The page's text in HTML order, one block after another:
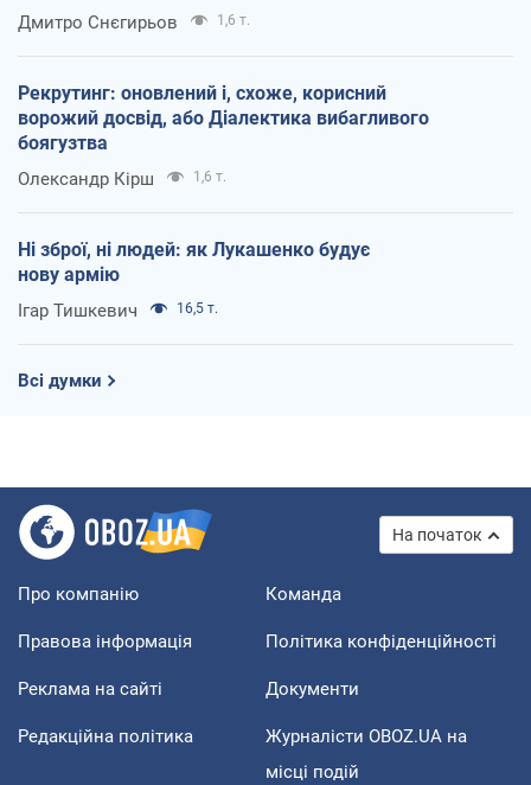
Дмитро Снєгирьов 1,6 т.
Рекрутинг: оновлений і, схоже, корисний
ворожий досвід, або Діалектика вибагливого
боягузтва
Олександр Кірш 1,6 т.
Ні зброї, ні людей: як Лукашенко будує
нову армію
Ігар Тишкевич 16,5 т.
Всі думки
На початок
Про компанію Команда
Правова інформація Політика конфіденційності
Реклама на сайті Документи
Редакційна політика
Журналісти OBOZ.UA на
місці подій